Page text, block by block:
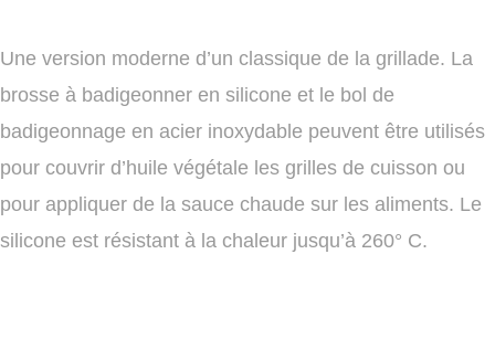
Une version moderne d’un classique de la grillade. La
brosse à badigeonner en silicone et le bol de
badigeonnage en acier inoxydable peuvent être utilisés
pour couvrir d’huile végétale les grilles de cuisson ou
pour appliquer de la sauce chaude sur les aliments. Le
silicone est résistant à la chaleur jusqu’à 260° C.